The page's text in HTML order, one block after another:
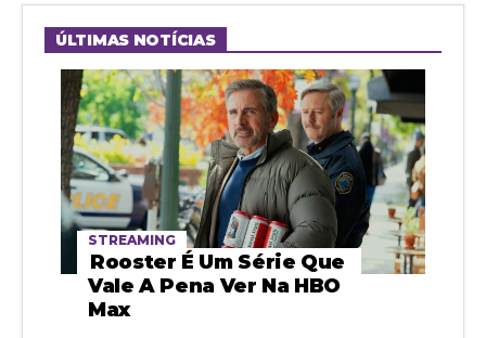
ÚLTIMAS NOTÍCIAS
STREAMING
Rooster É Um Série Que
Vale A Pena Ver Na HBO
Max